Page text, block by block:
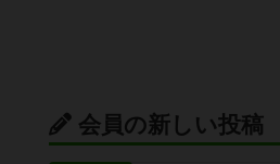
会員の新しい投稿